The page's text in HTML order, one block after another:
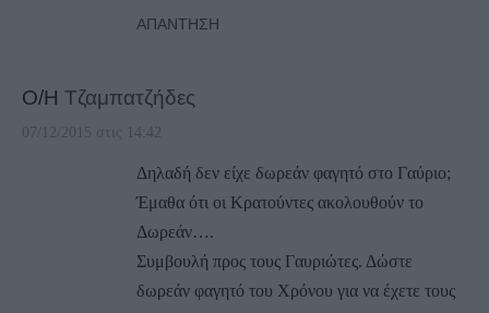
ΑΠΆΝΤΗΣΗ
Ο/Η Τζαμπατζήδες
07/12/2015 στις 14:42
Δηλαδή δεν είχε δωρεάν φαγητό στο Γαύριο;
Έμαθα ότι οι Κρατούντες ακολουθούν το
Δωρεάν….
Συμβουλή προς τους Γαυριώτες. Δώστε
δωρεάν φαγητό του Χρόνου για να έχετε τους